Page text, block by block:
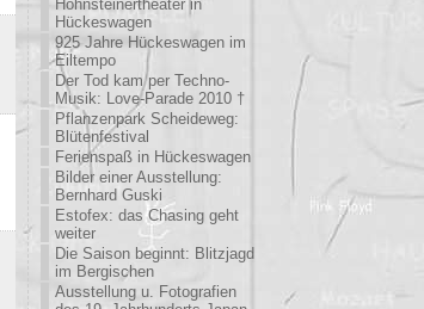
Hohnsteinertheater in
Hückeswagen
925 Jahre Hückeswagen im
Eiltempo
Der Tod kam per Techno-
Musik: Love-Parade 2010 †
Pflanzenpark Scheideweg:
Blütenfestival
Ferienspaß in Hückeswagen
Bilder einer Ausstellung:
Bernhard Guski
Estofex: das Chasing geht
weiter
Die Saison beginnt: Blitzjagd
im Bergischen
Ausstellung u. Fotografien